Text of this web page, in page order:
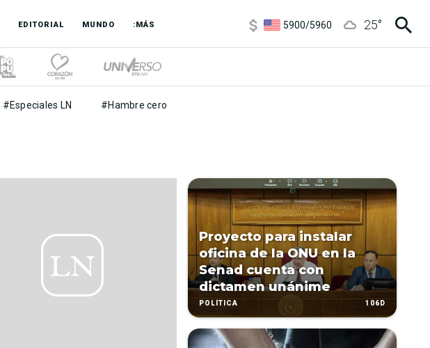
EDITORIAL MUNDO :MÁS
5900/5960
25°
#Especiales LN #Hambre cero
Proyecto para instalar
oficina de la ONU en la
Senad cuenta con
dictamen unánime
POLÍTICA 106D